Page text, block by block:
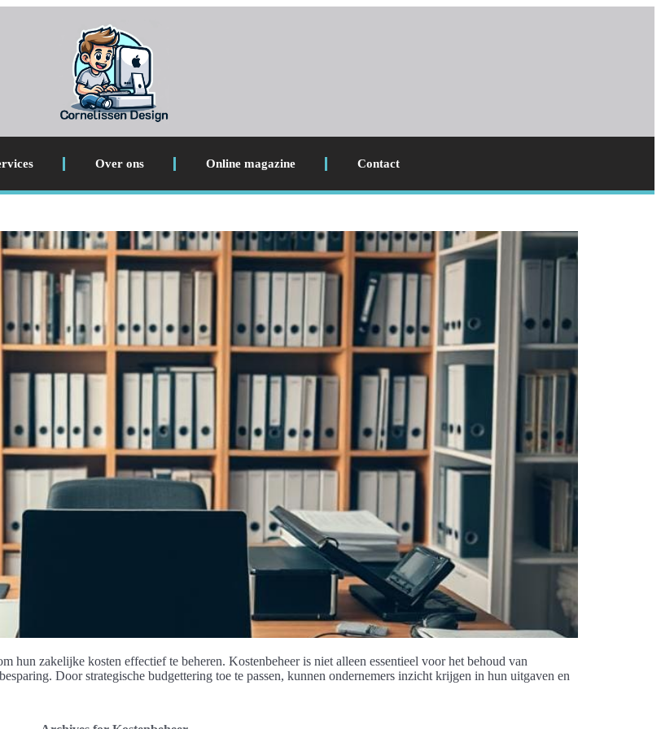
Over ons Online magazine Contact
hun zakelijke kosten effectief te beheren. Kostenbeheer is niet alleen essentieel voor het behoud van
Door strategische budgettering toe te passen, kunnen ondernemers inzicht krijgen in hun uitgaven en